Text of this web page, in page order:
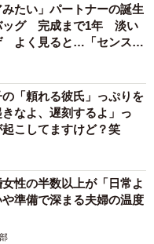
みたい」パートナーの誕生
ッグ 完成まで1年 淡い
よく見ると…「センスす
の「頼れる彼氏」っぷりを
なよ、遅刻するよ」っ
こしてますけど？笑
女性の半数以上が「日常よ
準備で深まる夫婦の温度